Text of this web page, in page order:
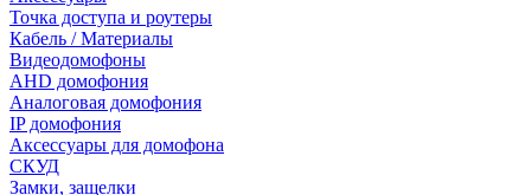
Точка доступа и роутеры
Кабель / Материалы
Видеодомофоны
AHD домофония
Аналоговая домофония
IP домофония
Аксессуары для домофона
СКУД
Замки, защелки